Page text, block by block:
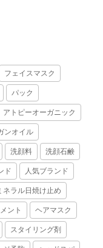
フェイスマスク
パック
アトピーオーガニック
ンオイル
洗顔料 洗顔石鹸
ド 人気ブランド
ネラル日焼け止め
ント ヘアマスク
スタイリング剤